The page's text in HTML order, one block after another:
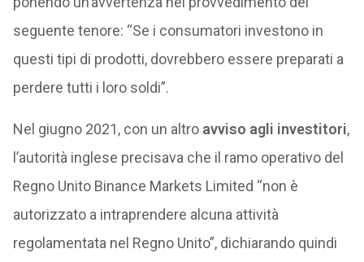
seguente tenore: “Se i consumatori investono in
questi tipi di prodotti, dovrebbero essere preparati a
perdere tutti i loro soldi”.
Nel giugno 2021, con un altro avviso agli investitori,
l’autorità inglese precisava che il ramo operativo del
Regno Unito Binance Markets Limited “non è
autorizzato a intraprendere alcuna attività
regolamentata nel Regno Unito”, dichiarando quindi